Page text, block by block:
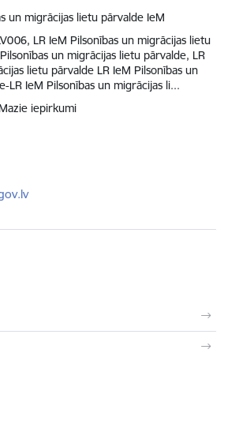
un migrācijas lietu pārvalde IeM
LR IeM Pilsonības un migrācijas lietu
un migrācijas lietu pārvalde, LR
lietu pārvalde LR IeM Pilsonības un
LR IeM Pilsonības un migrācijas li...
Mazie iepirkumi